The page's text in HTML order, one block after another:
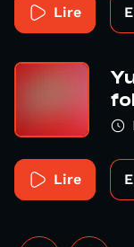
Lire
Lire